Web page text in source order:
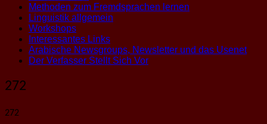
Methoden zum Fremdsprachen lernen
Linguistik allgemein
Workshops
Interessantes Links
Arabische Newsgroups, Newsletter und das Usenet
Der Verfasser Stellt Sich Vor
272
272